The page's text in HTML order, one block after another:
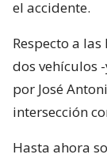
el accidente.
Respecto a
dos vehículos
por José
intersección
Hasta ahora